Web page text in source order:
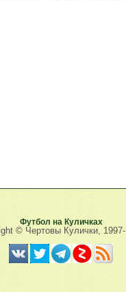
Футбол на Куличках
© Чертовы Кулички, 1997-